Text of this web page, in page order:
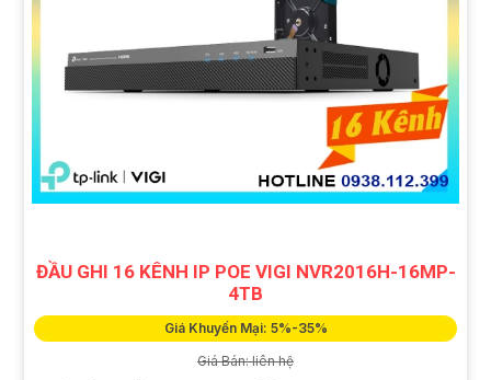
ĐẦU GHI 16 KÊNH IP POE VIGI NVR2016H-16MP-
4TB
Giá Khuyến Mại: 5%-35%
Giá Bán: liên hệ